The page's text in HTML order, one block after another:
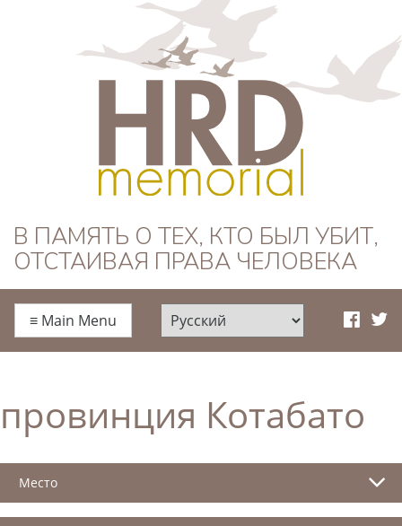
HRD Memorial —
Русский
В ПАМЯТЬ О ТЕХ, КТО БЫЛ УБИТ,
ОТСТАИВАЯ ПРАВА ЧЕЛОВЕКА
≡ Main Menu
провинция Котабато
Место